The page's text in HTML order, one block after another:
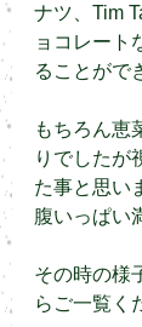
ナツ、Tim
ョコレート
ることがで
もちろん恵
りでしたが
た事と思い
腹いっぱい
その時の様
らご一覧く